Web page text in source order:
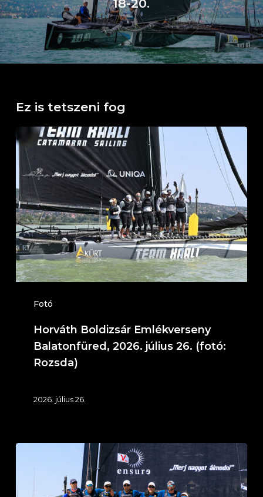
18-20.
Ez is tetszeni fog
Fotó
Horváth
Boldizsár
Emlékverseny
Balatonfüred,
2026.
július
26.
(fotó:
Rozsda)
Horváth Boldizsár Emlékverseny
Balatonfüred, 2026. július 26. (fotó:
Rozsda)
2026. július 26.
2026.